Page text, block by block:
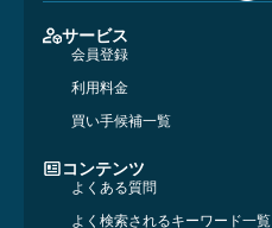
サービス
会員登録
利用料金
買い手候補一覧
コンテンツ
よくある質問
よく検索されるキーワード一覧